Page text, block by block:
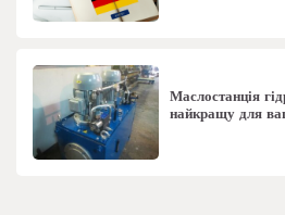
Маслостанція
найкращу для